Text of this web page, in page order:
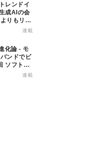
成AIの会
りもリス
報漏洩対
連載
ンドでビ
ソフトバ
プレ商用
連載